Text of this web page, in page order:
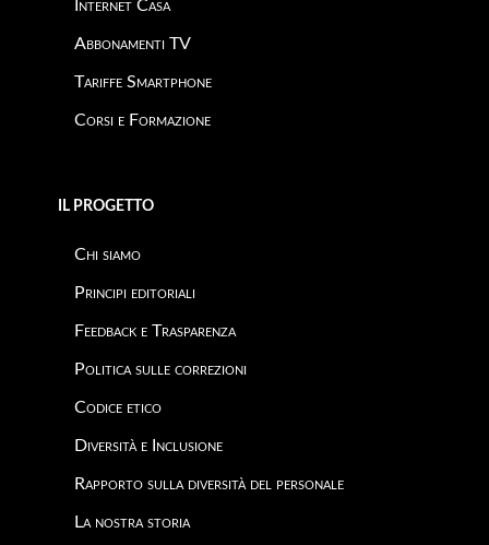
Internet Casa
Abbonamenti TV
Tariffe Smartphone
Corsi e Formazione
IL PROGETTO
Chi siamo
Principi editoriali
Feedback e Trasparenza
Politica sulle correzioni
Codice etico
Diversità e Inclusione
Rapporto sulla diversità del personale
La nostra storia